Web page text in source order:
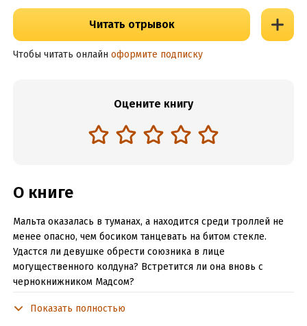
Читать отрывок
Чтобы читать онлайн оформите подписку
Оцените книгу
О книге
Мальта оказалась в туманах, а находится среди троллей не
менее опасно, чем босиком танцевать на битом стекле.
Удастся ли девушке обрести союзника в лице
могущественного колдуна? Встретится ли она вновь с
чернокнижником Мадсом?
Никто не может узнать будущего! Только настоящее… в
Показать полностью